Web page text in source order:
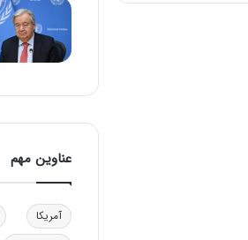
ی
د
خ
و
و
ا
ا
ک
عناوین مهم
آمریکا